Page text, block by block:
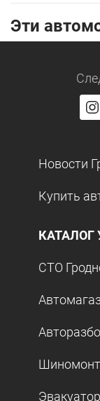
Эти
Новости
Купить
КАТАЛОГ
СТО